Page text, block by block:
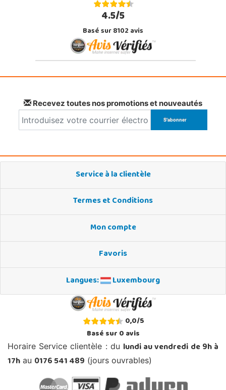
4.5/5
Basé sur 8102 avis
Recevez toutes nos promotions et nouveautés
Service à la clientèle
Termes et Conditions
Mon compte
Favoris
Langues:
Luxembourg
0,0/5
Basé sur0avis
Horaire Service clientèle : du lundi au vendredi de 9h à
17h au 0176 541 489 (jours ouvrables)